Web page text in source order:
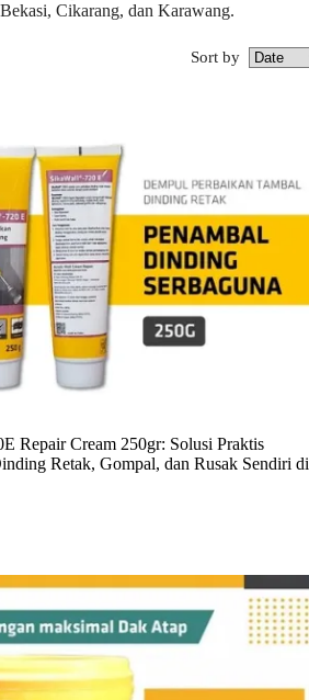
Cikarang, dan Karawang.
Sort by
Repair Cream 250gr: Solusi Praktis
Retak, Gompal, dan Rusak Sendiri di